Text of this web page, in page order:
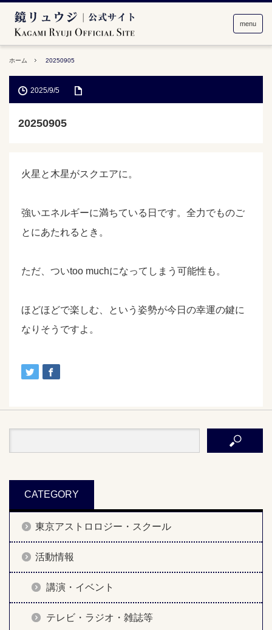
menu
ホーム 20250905
2025/9/5
20250905
火星と木星がスクエアに。
強いエネルギーに満ちている日です。全力でものご
とにあたれるとき。
ただ、ついtoo muchになってしまう可能性も。
ほどほどで楽しむ、という姿勢が今日の幸運の鍵に
なりそうですよ。
CATEGORY
東京アストロロジー・スクール
活動情報
講演・イベント
テレビ・ラジオ・雑誌等